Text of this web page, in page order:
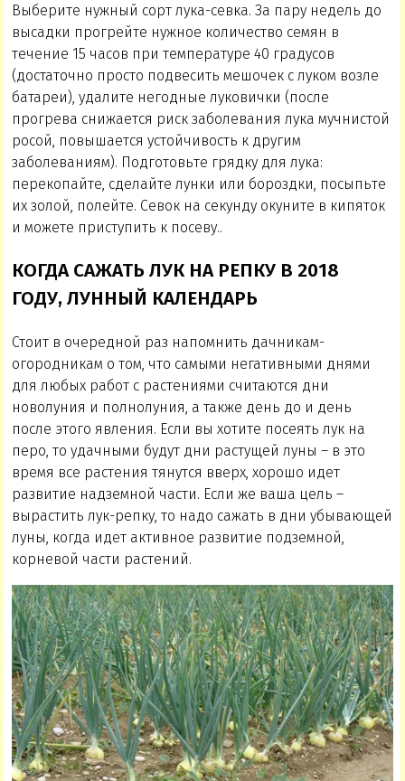
Выберите нужный сорт лука-севка. За пару недель до
высадки прогрейте нужное количество семян в
течение 15 часов при температуре 40 градусов
(достаточно просто подвесить мешочек с луком возле
батареи), удалите негодные луковички (после
прогрева снижается риск заболевания лука мучнистой
росой, повышается устойчивость к другим
заболеваниям). Подготовьте грядку для лука:
перекопайте, сделайте лунки или бороздки, посыпьте
их золой, полейте. Севок на секунду окуните в кипяток
и можете приступить к посеву..
КОГДА САЖАТЬ ЛУК НА РЕПКУ В 2018
ГОДУ, ЛУННЫЙ КАЛЕНДАРЬ
Стоит в очередной раз напомнить дачникам-
огородникам о том, что самыми негативными днями
для любых работ с растениями считаются дни
новолуния и полнолуния, а также день до и день
после этого явления. Если вы хотите посеять лук на
перо, то удачными будут дни растущей луны – в это
время все растения тянутся вверх, хорошо идет
развитие надземной части. Если же ваша цель –
вырастить лук-репку, то надо сажать в дни убывающей
луны, когда идет активное развитие подземной,
корневой части растений.